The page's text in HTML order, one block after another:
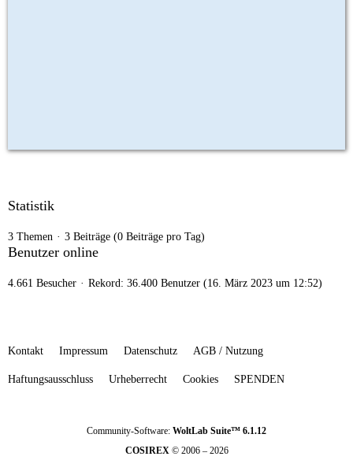
Statistik
3 Themen 3 Beiträge (0 Beiträge pro Tag)
Benutzer online
4.661 Besucher Rekord: 36.400 Benutzer (16. März 2023 um 12:52)
Kontakt Impressum Datenschutz AGB / Nutzung
Haftungsausschluss Urheberrecht Cookies SPENDEN
Community-Software: WoltLab Suite™ 6.1.12
COSIREX© 2006 – 2026